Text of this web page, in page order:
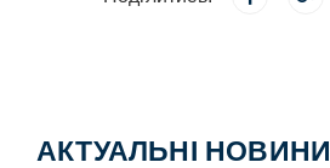
АКТУАЛЬНІ НОВИНИ